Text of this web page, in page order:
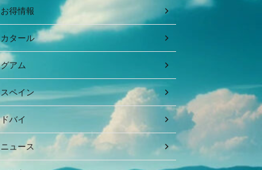
お得情報
カタール
グアム
スペイン
ドバイ
ニュース